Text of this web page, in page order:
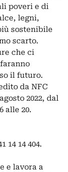
poveri e di
legni,
sostenibile
scarto.
che ci
il futuro.
da NFC
2022, dal
alle 20.
14 14 404.
e lavora a